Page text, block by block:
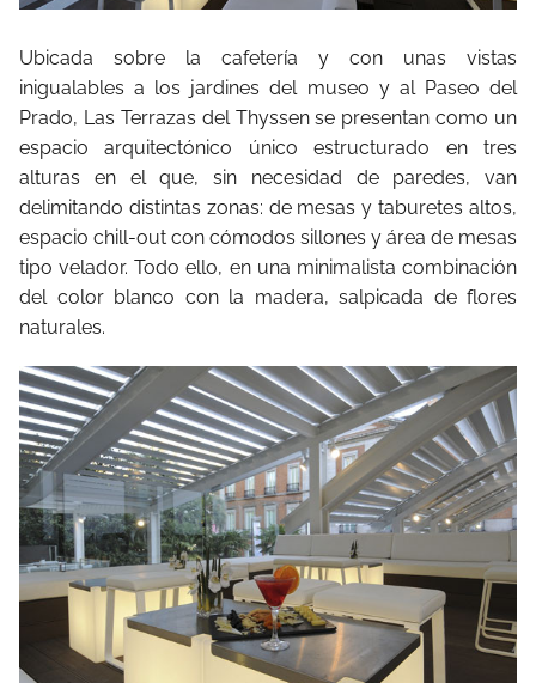
Ubicada sobre la cafetería y con unas vistas
inigualables a los jardines del museo y al Paseo del
Prado, Las Terrazas del Thyssen se presentan como un
espacio arquitectónico único estructurado en tres
alturas en el que, sin necesidad de paredes, van
delimitando distintas zonas: de mesas y taburetes altos,
espacio chill-out con cómodos sillones y área de mesas
tipo velador. Todo ello, en una minimalista combinación
del color blanco con la madera, salpicada de flores
naturales.